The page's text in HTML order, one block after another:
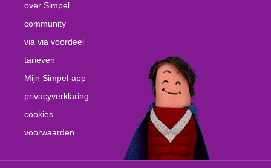
over Simpel
community
via via voordeel
tarieven
Mijn Simpel-app
privacyverklaring
cookies
voorwaarden